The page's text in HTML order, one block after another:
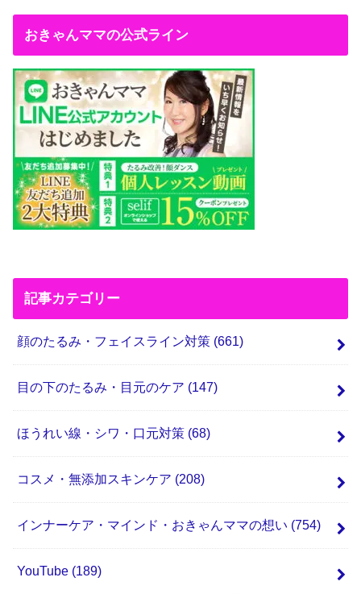
おきゃんママの公式ライン
記事カテゴリー
顔のたるみ・フェイスライン対策 (661)
目の下のたるみ・目元のケア (147)
ほうれい線・シワ・口元対策 (68)
コスメ・無添加スキンケア (208)
インナーケア・マインド・おきゃんママの想い (754)
YouTube (189)